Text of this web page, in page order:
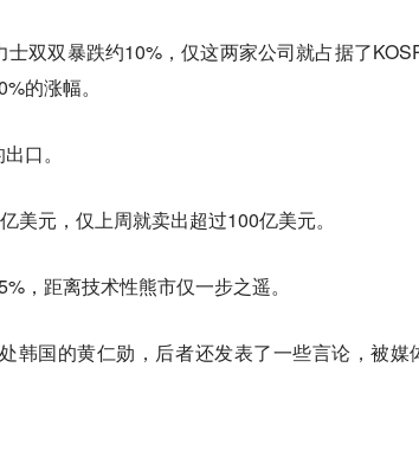
双双暴跌约10%，仅这两家公司就占据了
的涨幅。
口。
元，仅上周就卖出超过100亿美元。
，距离技术性熊市仅一步之遥。
韩国的黄仁勋，后者还发表了一些言论，被媒